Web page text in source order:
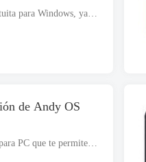
de Andy OS